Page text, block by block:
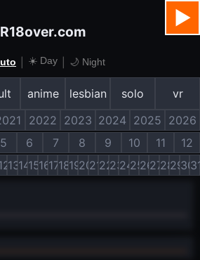
R18over.com
☀️ Day 🌙 Night
anime lesbian solo
vr
2022 2023 2024 2025 2026
5 6 7 8 9 10 11
12
131415161718192021222324252627282930
▶